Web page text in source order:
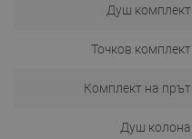
Душ комплект
Точков комплект
Комплект на прът
Душ колона